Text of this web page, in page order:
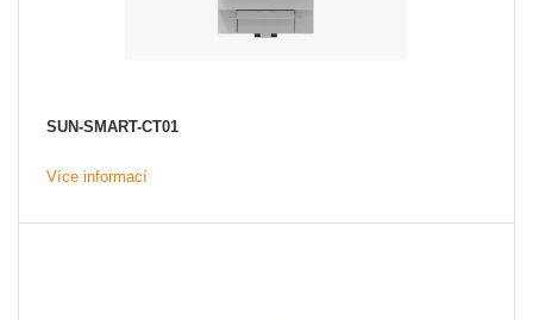
SUN-SMART-CT01
Více informací